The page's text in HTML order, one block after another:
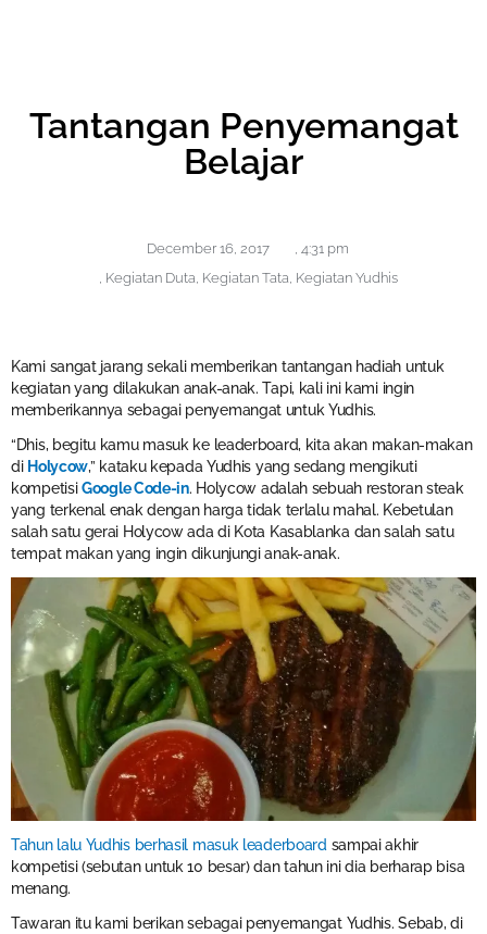
Tantangan Penyemangat
Belajar
December 16, 2017 , 4:31 pm
, Kegiatan Duta, Kegiatan Tata, Kegiatan Yudhis
Kami sangat jarang sekali memberikan tantangan hadiah untuk
kegiatan yang dilakukan anak-anak. Tapi, kali ini kami ingin
memberikannya sebagai penyemangat untuk Yudhis.
“Dhis, begitu kamu masuk ke leaderboard, kita akan makan-makan
di Holycow,” kataku kepada Yudhis yang sedang mengikuti
kompetisiGoogle Code-in. Holycow adalah sebuah restoran steak
yang terkenal enak dengan harga tidak terlalu mahal. Kebetulan
salah satu gerai Holycow ada di Kota Kasablanka dan salah satu
tempat makan yang ingin dikunjungi anak-anak.
Tahun lalu Yudhis berhasil masuk leaderboard sampai akhir
kompetisi (sebutan untuk 10 besar) dan tahun ini dia berharap bisa
menang.
Tawaran itu kami berikan sebagai penyemangat Yudhis. Sebab, di